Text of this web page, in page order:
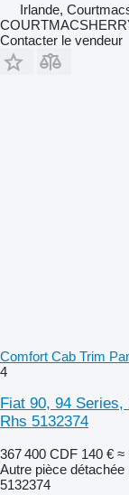
Irlande,
Contacter le vendeur
Comfort Cab Trim
4
Fiat 90, 94 Series,
Rhs 5132374
367 400 CDF 140 € ≈
Autre pièce détachée
5132374